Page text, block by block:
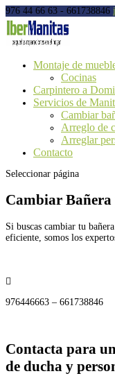
976 44 66 63 - 661738846
Montaje de
Cocinas
Carpintero a
Servicios de
Cambiar
Arreglo de
Arreglar
Contacto
Seleccionar página
Cambiar
Si buscas cambiar tu
eficiente, somos los

976446663 – 661738846
Contacta para
de ducha y